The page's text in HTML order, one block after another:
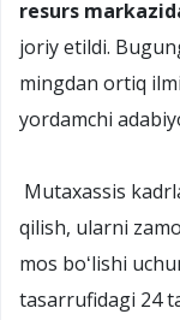
resurs
joriy etildi.
mingdan ortiq
yordamchi
Mutaxassis
qilish, ularni
mos boʻlishi
tasarrufidagi 24